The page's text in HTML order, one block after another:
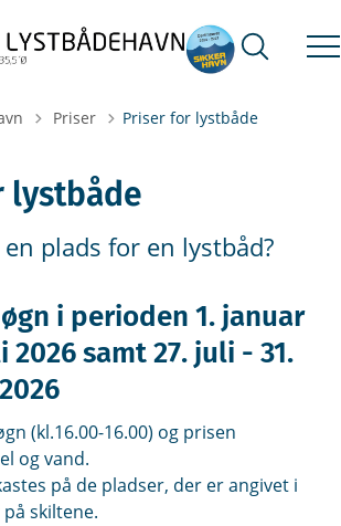
Tilbage til
Priser Priser for lystbåde
lystbåde
plads for en lystbåd?
i perioden 1. januar
2026 samt 27. juli - 31.
(kl.16.00-16.00) og prisen
og vand.
på de pladser, der er angivet i
skiltene.